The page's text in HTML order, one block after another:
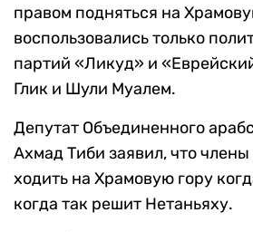
правом подняться на
воспользовались только
партий «Ликуд» и
Глик и Шули Муалем.
Депутат Объединенного
Ахмад Тиби заявил, что
ходить на Храмовую гору
когда так решит Нетаньяху.